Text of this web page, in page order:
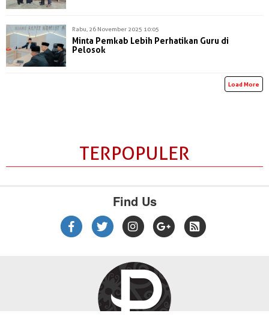
Rabu, 26 November 2025 10:05
Minta Pemkab Lebih Perhatikan Guru di
Pelosok
Load More
TERPOPULER
Find Us